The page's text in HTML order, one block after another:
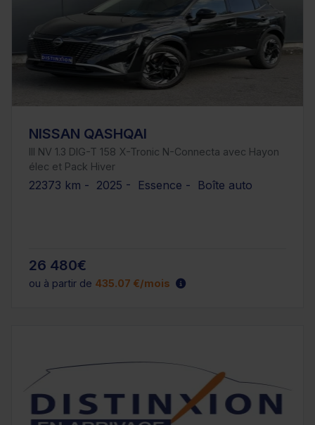
NISSAN QASHQAI
III NV 1.3 DIG-T 158 X-Tronic N-Connecta avec Hayon
élec et Pack Hiver
22373 km - 2025 - Essence - Boîte auto
26 480€
ou à partir de 435.07 €/mois